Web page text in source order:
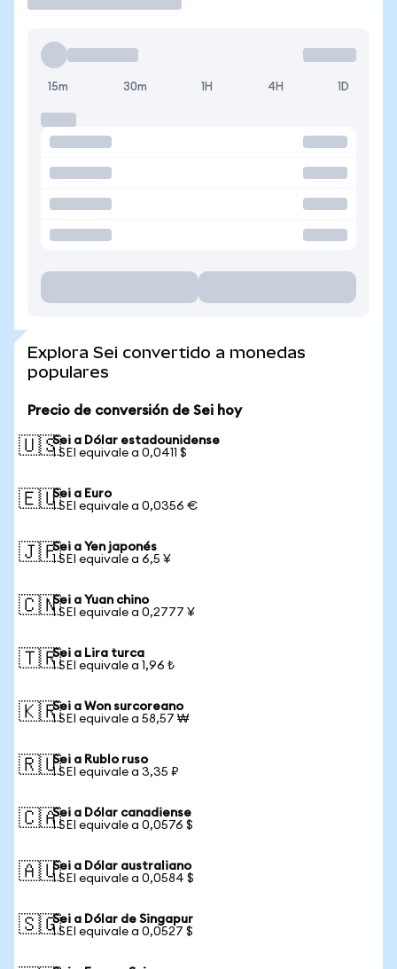
15m 30m 1H 4H 1D
Explora Sei convertido a monedas
populares
Precio de conversión de Sei hoy
🇺🇸Sei a Dólar estadounidense
1 SEI equivale a 0,0411 $
🇪🇺Sei a Euro
1 SEI equivale a 0,0356 €
🇯🇵Sei a Yen japonés
1 SEI equivale a 6,5 ¥
🇨🇳Sei a Yuan chino
1 SEI equivale a 0,2777 ¥
🇹🇷Sei a Lira turca
1 SEI equivale a 1,96 ₺
🇰🇷Sei a Won surcoreano
1 SEI equivale a 58,57 ₩
🇷🇺Sei a Rublo ruso
1 SEI equivale a 3,35 ₽
🇨🇦Sei a Dólar canadiense
1 SEI equivale a 0,0576 $
🇦🇺Sei a Dólar australiano
1 SEI equivale a 0,0584 $
🇸🇬Sei a Dólar de Singapur
1 SEI equivale a 0,0527 $